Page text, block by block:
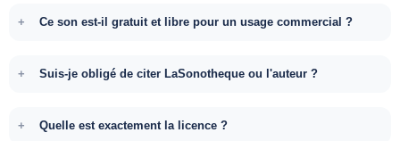
Ce son est-il gratuit et libre pour un usage commercial ?
Suis-je obligé de citer LaSonotheque ou l'auteur ?
Quelle est exactement la licence ?